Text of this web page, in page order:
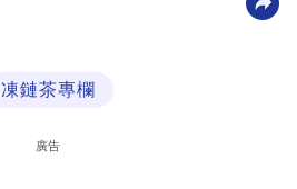
凍鏈茶專欄
廣告